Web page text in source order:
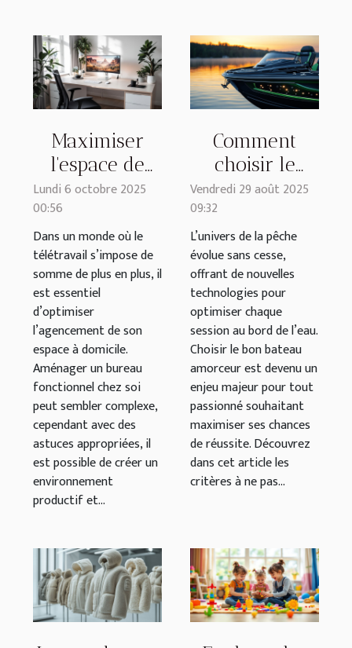
Maximiser
l'espace de
travail chez
soi : conseils
pratiques et
astuces
Lundi 6 octobre 2025
00:56
Dans un monde où le
télétravail s’impose de
somme de plus en plus, il
est essentiel
d’optimiser
l’agencement de son
espace à domicile.
Aménager un bureau
fonctionnel chez soi
peut sembler complexe,
cependant avec des
astuces appropriées, il
est possible de créer un
environnement
productif et...
Comment
choisir le
meilleur
amorceur
pour vos
sessions de
pêche ?
Vendredi 29 août 2025
09:32
L’univers de la pêche
évolue sans cesse,
offrant de nouvelles
technologies pour
optimiser chaque
session au bord de l’eau.
Choisir le bon bateau
amorceur est devenu un
enjeu majeur pour tout
passionné souhaitant
maximiser ses chances
de réussite. Découvrez
dans cet article les
critères à ne pas...